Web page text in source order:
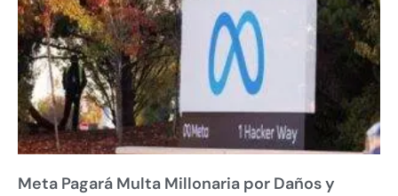
Meta Pagará Multa Millonaria por Daños y